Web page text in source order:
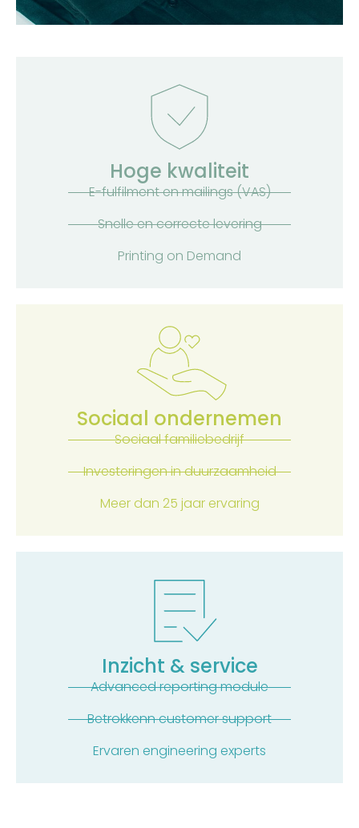
Hoge kwaliteit
E-fulfilment en mailings (VAS)
Snelle en correcte levering
Printing on Demand
Sociaal ondernemen
Sociaal familiebedrijf
Investeringen in duurzaamheid
Meer dan 25 jaar ervaring
Inzicht & service
Advanced reporting module
Betrokkenn customer support
Ervaren engineering experts